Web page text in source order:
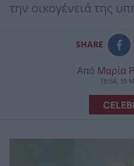
την οικογένειά της
SHARE
Από Μαρία
18:54, 30